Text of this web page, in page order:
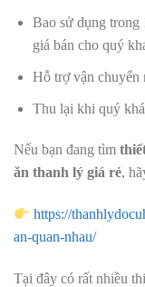
Bao sử dụng trong
giá bán cho quý
Hỗ trợ vận chuyển
Thu lại khi quý
Nếu bạn đang tìm
ăn thanh lý giá rẻ,
https://
an-quan-nhau/
Tại đây có rất nhiều